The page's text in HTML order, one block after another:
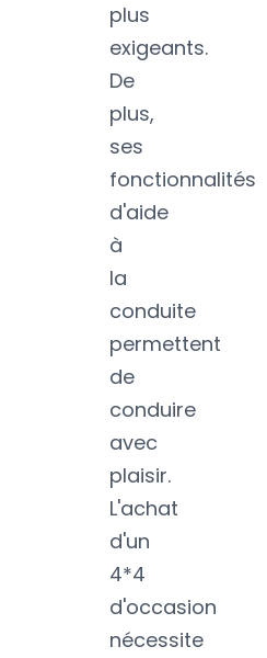
plus
exigeants.
De
plus,
ses
fonctionnalités
d'aide
à
la
conduite
permettent
de
conduire
avec
plaisir.
L'achat
d'un
4*4
d'occasion
nécessite